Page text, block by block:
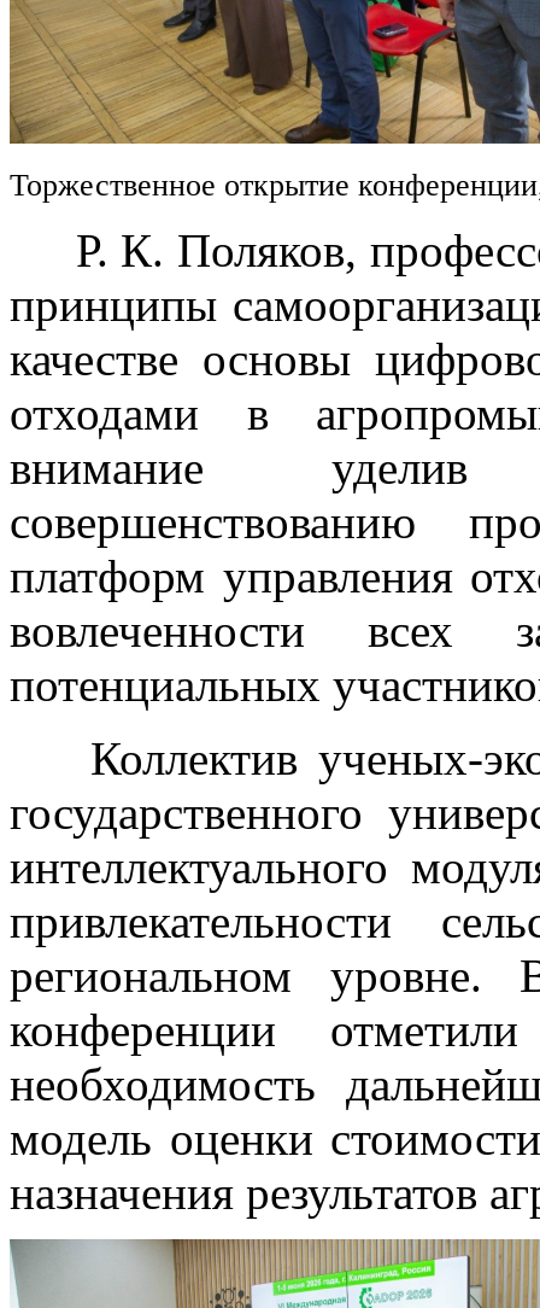
Торжественное открытие
Р. К. Поляков,
принципы
качестве основы
отходами в
внимание уделив
совершенствованию
платформ управления
вовлеченности всех
потенциальных
Коллектив ученых-
государственного
интеллектуального
привлекательности
региональном уровне.
конференции отметили
необходимость
модель оценки
назначения результатов